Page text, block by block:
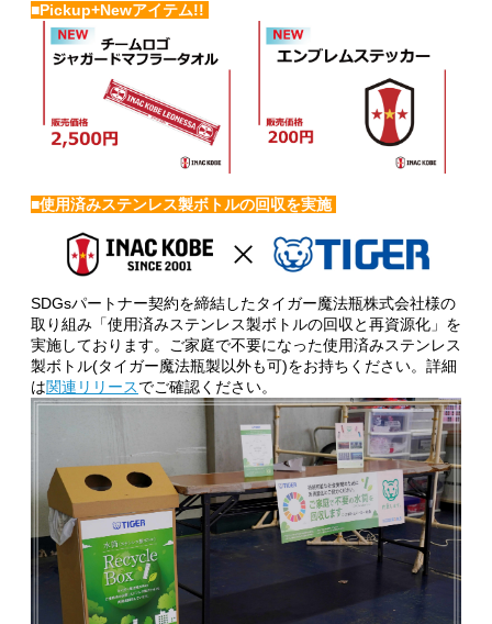
■Pickup+Newアイテム!!
■使用済みステンレス製ボトルの回収を実施
SDGsパートナー契約を締結したタイガー魔法瓶株式会社様の
取り組み「使用済みステンレス製ボトルの回収と再資源化」を
実施しております。ご家庭で不要になった使用済みステンレス
製ボトル(タイガー魔法瓶製以外も可)をお持ちください。詳細
は関連リリースでご確認ください。